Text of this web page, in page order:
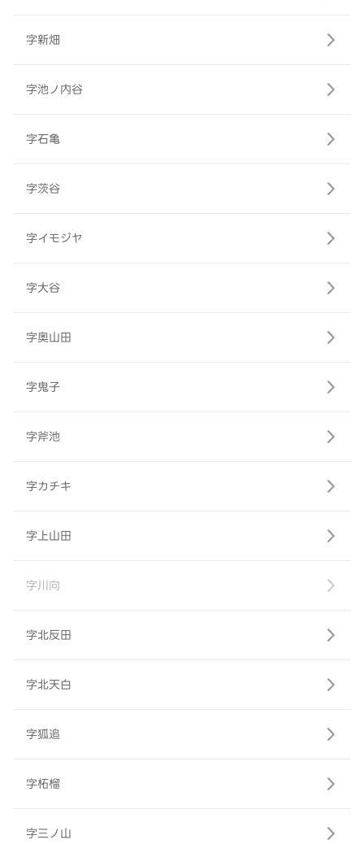
字新畑
字池ノ内谷
字石亀
字茨谷
字イモジヤ
字大谷
字奥山田
字鬼子
字斧池
字カチキ
字上山田
字川向
字北反田
字北天白
字狐追
字柘榴
字三ノ山